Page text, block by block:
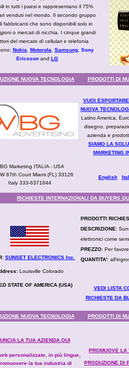
in tutti i paesi e rappresentano il 75%
venduti nel mondo. Il secondo gruppo
fabbricanti che sono disponibili solo in
o mercati di nicchia. I cinque grandi
del mercato di cellulari e telefonia
Nokia Motorola Samsung, Sony
Ericsson and LG
NUOVA TECNOLOGIA PRODOTTI DI
VUOI
NUOVA
Latino America,
disegno,
azienda e
SIAMO LA
MARKETING
English
Marketing ITALIA - USA
87th Court Miami (FL) 33126
Italy 333-6371644
RICHIESTE INTERNAZIONALI DA BUYERS
SUNSET ELECTRONICS Inc.
Louisville Colorado
STATE OF AMERICA (USA)
PRODOTTI
DESCRIZIONE:
elettronici come
PREZZO: Per
QUANTITA':
VEDI LISTA
RICHIESTE DA
NUOVA TECNOLOGIA PRODOTTI DI
LA TUA AZIENDA QUI
personalizzate, in più lingue,
la tua industria di
PROMUOVE LA
PRODUZIONE DI